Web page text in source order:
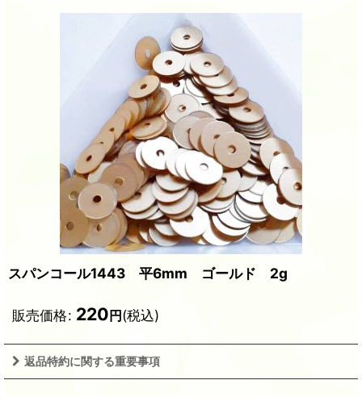
スパンコール1443 平6mm ゴールド 2g
販売価格: 220円(税込)
返品特約に関する重要事項